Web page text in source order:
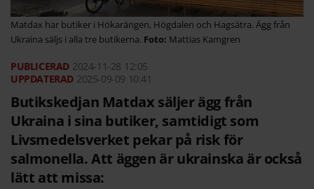
Matdax har butiker i Hökarängen, Högdalen och Hagsätra. Ägg från
Ukraina säljs i alla tre butikerna.
Mattias Kamgren
2024-11-28 12:05
2025-09-09 10:41
Butikskedjan Matdax säljer ägg från
Ukraina i sina butiker, samtidigt som
Livsmedelsverket pekar på risk för
salmonella. Att äggen är ukrainska är också
lätt att missa: